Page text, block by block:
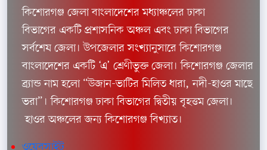
কিশোরগঞ্জ জেলা বাংলাদেশের মধ্যাঞ্চলের ঢাকা
বিভাগের একটি প্রশাসনিক অঞ্চল এবং ঢাকা বিভাগের
সর্বশেষ জেলা। উপজেলার সংখ্যানুসারে কিশোরগঞ্জ
বাংলাদেশের একটি ‘এ’ শ্রেণীভুক্ত জেলা। কিশোরগঞ্জ জেলার
ব্র‍্যান্ড নাম হলো “উজান-ভাটির মিলিত ধারা, নদী-হাওর মাছে
ভরা”। কিশোরগঞ্জ ঢাকা বিভাগের দ্বিতীয় বৃহত্তম জেলা।
হাওর অঞ্চলের জন্য কিশোরগঞ্জ বিখ্যাত।